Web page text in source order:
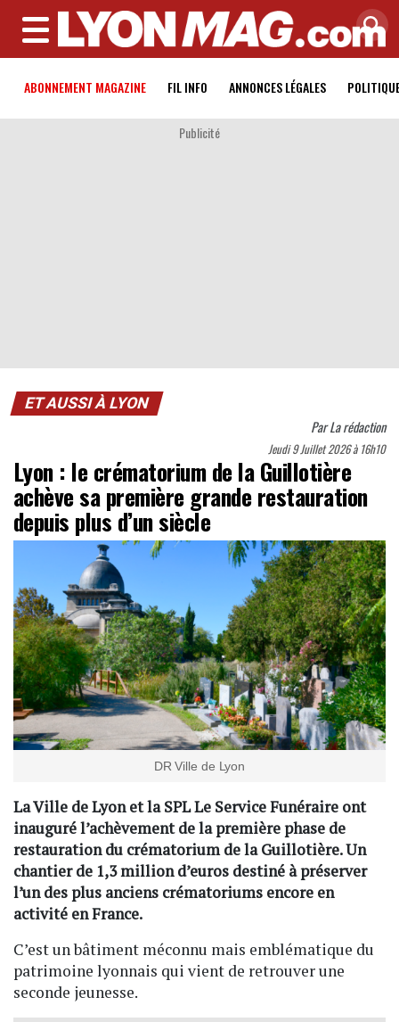
MENU
ABONNEMENT MAGAZINE FIL INFO ANNONCES LÉGALES
Publicité
ET AUSSI À LYON
ParLa rédaction
Jeudi 9 Juillet 2026 à 16h10
Lyon : le crématorium de la Guillotière
achève sa première grande restauration
depuis plus d’un siècle
DR Ville de Lyon
La Ville de Lyon et la SPL Le Service Funéraire ont
inauguré l’achèvement de la première phase de
restauration du crématorium de la Guillotière. Un
chantier de 1,3 million d’euros destiné à préserver
l’un des plus anciens crématoriums encore en
activité en France.
C’est un bâtiment méconnu mais emblématique du
patrimoine lyonnais qui vient de retrouver une
seconde jeunesse.